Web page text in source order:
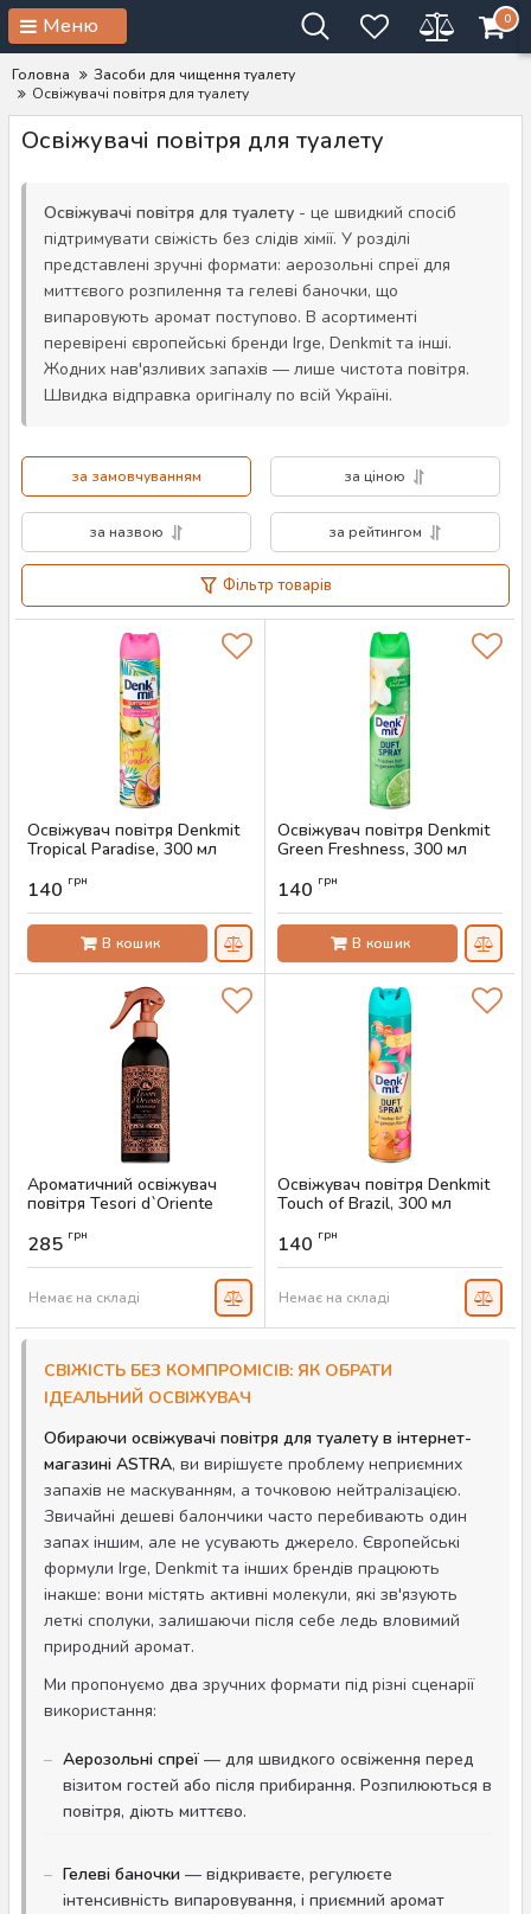
Меню 0
Головна
Засоби для чищення туалету
Освіжувачі повітря для туалету
Освіжувачі повітря для туалету
Освіжувачі повітря для туалету - це швидкий спосіб
підтримувати свіжість без слідів хімії. У розділі
представлені зручні формати: аерозольні спреї для
миттєвого розпилення та гелеві баночки, що
випаровують аромат поступово. В асортименті
перевірені європейські бренди Irge, Denkmit та інші.
Жодних нав'язливих запахів — лише чистота повітря.
Швидка відправка оригіналу по всій Україні.
за замовчуванням за ціною
за назвою за рейтингом
Фільтр товарів
Освіжувач повітря Denkmit
Tropical Paradise, 300 мл
140 грн
В кошик
Освіжувач повітря Denkmit
Green Freshness, 300 мл
140 грн
В кошик
Ароматичний освіжувач
повітря Tesori d`Oriente
Артикул:
285 грн
Немає на складі
Освіжувач повітря Denkmit
Touch of Brazil, 300 мл
140 грн
Немає на складі
СВІЖІСТЬ БЕЗ КОМПРОМІСІВ: ЯК ОБРАТИ
ІДЕАЛЬНИЙ ОСВІЖУВАЧ
Обираючи освіжувачі повітря для туалету в інтернет-
магазині ASTRA, ви вирішуєте проблему неприємних
запахів не маскуванням, а точковою нейтралізацією.
Звичайні дешеві балончики часто перебивають один
запах іншим, але не усувають джерело. Європейські
формули Irge, Denkmit та інших брендів працюють
інакше: вони містять активні молекули, які зв'язують
леткі сполуки, залишаючи після себе ледь вловимий
природний аромат.
Ми пропонуємо два зручних формати під різні сценарії
використання:
Аерозольні спреї — для швидкого освіження перед
візитом гостей або після прибирання. Розпилюються в
повітря, діють миттєво.
Гелеві баночки — відкриваєте, регулюєте
інтенсивність випаровування, і приємний аромат